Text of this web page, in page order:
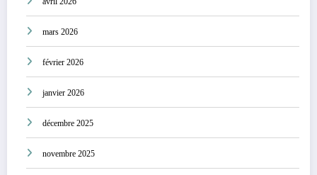
mars 2026
février 2026
janvier 2026
décembre 2025
novembre 2025